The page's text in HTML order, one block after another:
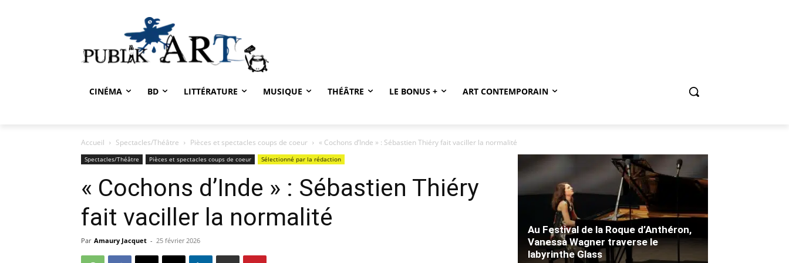
CINÉMA BD LITTÉRATURE MUSIQUE THÉÂTRE LE BONUS + ART CONTEMPORAIN
Accueil Spectacles/Théâtre Pièces et spectacles coups de coeur « Cochons d’Inde » : Sébastien Thiéry fait vaciller la normalité
Spectacles/Théâtre Pièces et spectacles coups de coeur Sélectionné par la rédaction
« Cochons d’Inde » : Sébastien Thiéry
fait vaciller la normalité
Par Amaury Jacquet - 25 février 2026
Au Festival de la Roque d’Anthéron,
Vanessa Wagner traverse le
labyrinthe Glass